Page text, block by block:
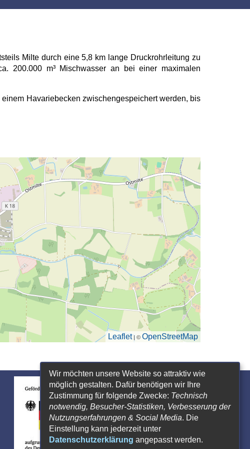
Milte durch eine 5,8 km lange Druckrohrleitung zu
200.000 m³ Mischwasser an bei einer maximalen
Havariebecken zwischengespeichert werden, bis
Leaflet| ©OpenStreetMap
Wir möchten unsere Website so attraktiv wie
möglich gestalten. Dafür benötigen wir Ihre
Zustimmung für folgende Zwecke: Technisch
notwendig, Besucher-Statistiken, Verbesserung der
Nutzungserfahrungen & Social Media. Die
Einstellung kann jederzeit unter
Datenschutzerklärung angepasst werden.